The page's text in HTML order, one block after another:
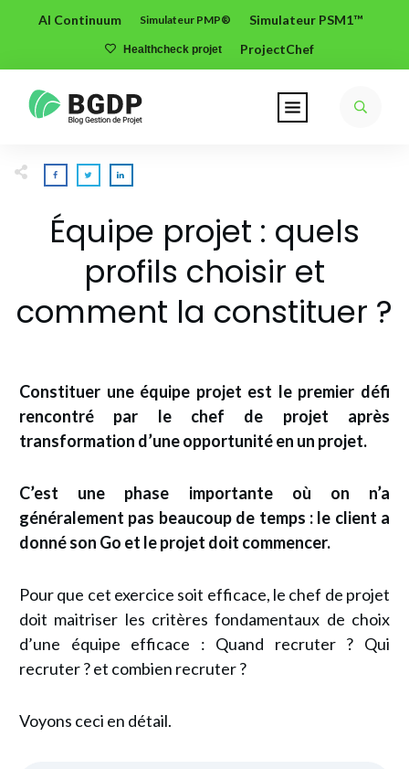
AI Continuum Simulateur PMP® Simulateur PSM1™
Healthcheck projet ProjectChef
Équipe projet : quels
profils choisir et
comment la constituer ?
Constituer une équipe projet est le premier défi
rencontré par le chef de projet après
transformation d’une opportunité en un projet.
C’est une phase importante où on n’a
généralement pas beaucoup de temps : le client a
donné son Go et le projet doit commencer.
Pour que cet exercice soit efficace, le chef de projet
doit maitriser les critères fondamentaux de choix
d’une équipe efficace : Quand recruter ? Qui
recruter ? et combien recruter ?
Voyons ceci en détail.